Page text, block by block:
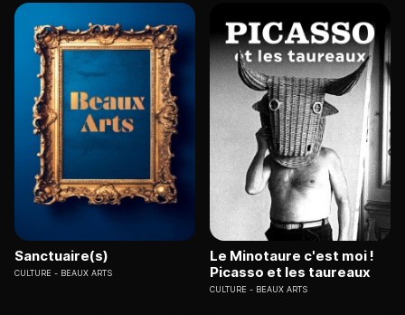
Sanctuaire(s)
CULTURE BEAUX ARTS
Le Minotaure c'est moi !
Picasso et les taureaux
CULTURE BEAUX ARTS